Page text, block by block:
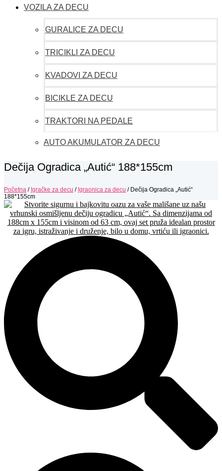
VOZILA ZA DECU
GURALICE ZA DECU
TRICIKLI ZA DECU
KVADOVI ZA DECU
BICIKLE ZA DECU
TRAKTORI NA PEDALE
AUTO AKUMULATOR ZA DECU
Dečija Ogradica „Autić“ 188*155cm
Početna / Igračke za decu / Igraonica za decu / Dečija Ogradica „Autić“
188*155cm